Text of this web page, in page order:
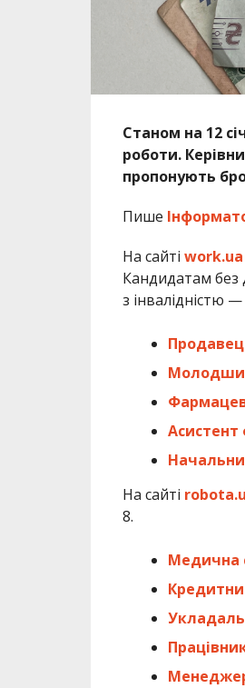
Станом на 12
роботи.
пропонують
Пише
На сайті work.ua
Кандидатам без
з інвалідністю
На сайті
8.
Медична